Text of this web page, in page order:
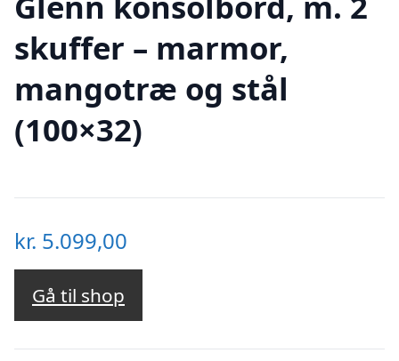
skuffer – marmor,
mangotræ og stål
(100×32)
kr. 5.099,00
Gå til shop